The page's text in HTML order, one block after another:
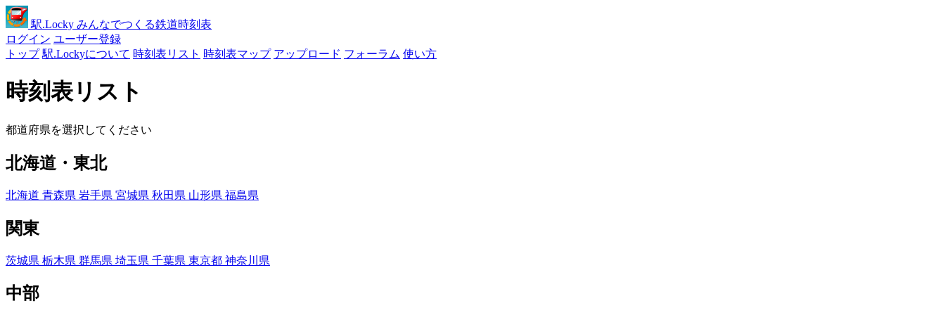
駅.Locky みんなでつくる鉄道時刻表
ログイン ユーザー登録
トップ 駅.Lockyについて 時刻表リスト 時刻表マップ アップロード フォーラム 使い方
時刻表リスト
都道府県を選択してください
北海道・東北
北海道 青森県 岩手県 宮城県 秋田県 山形県 福島県
関東
茨城県 栃木県 群馬県 埼玉県 千葉県 東京都 神奈川県
中部